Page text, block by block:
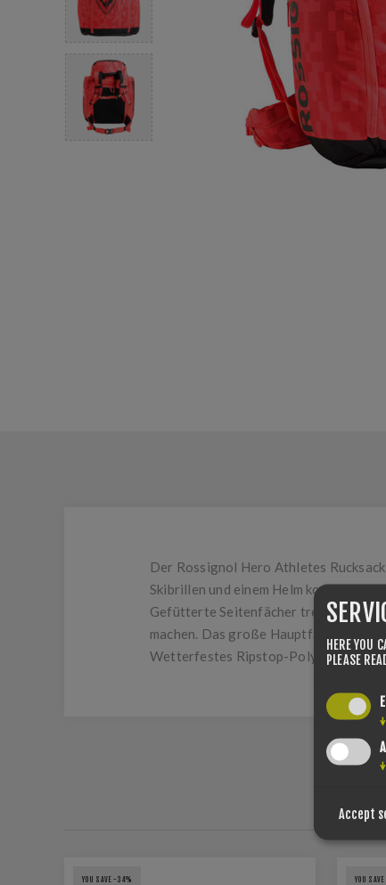
Der Rossignol Hero Athletes
Skibrillen und einem Helm konzipiert
Gefütterte Seitenfächer trennen die
machen. Das große Hauptfach bietet
Wetterfestes Ripstop-Polyester und
YOU SAVE -34% YOU
HERE YOU
PLEASE
↓
↓
Accept